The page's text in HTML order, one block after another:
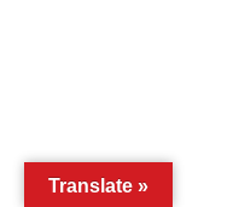
Translate »